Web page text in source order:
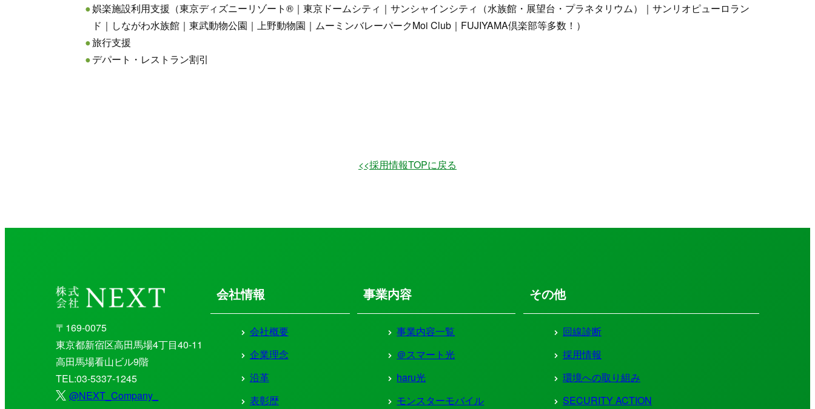
娯楽施設利用支援（東京ディズニーリゾート®｜東京ドームシティ｜サンシャインシティ（水族館・展望台・プラネタリウム）｜サンリオピューロラン
ド｜しながわ水族館｜東武動物公園｜上野動物園｜ムーミンバレーパークMoi Club｜FUJIYAMA倶楽部等多数！）
旅行支援
デパート・レストラン割引
<<採用情報TOPに戻る
〒169-0075
東京都新宿区高田馬場4丁目40-11
高田馬場看山ビル9階
TEL:03-5337-1245
@NEXT_Company_
会社情報
会社概要
企業理念
沿革
表彰歴
事業内容
事業内容一覧
＠スマート光
haru光
モンスターモバイル
その他
回線診断
採用情報
環境への取り組み
SECURITY ACTION